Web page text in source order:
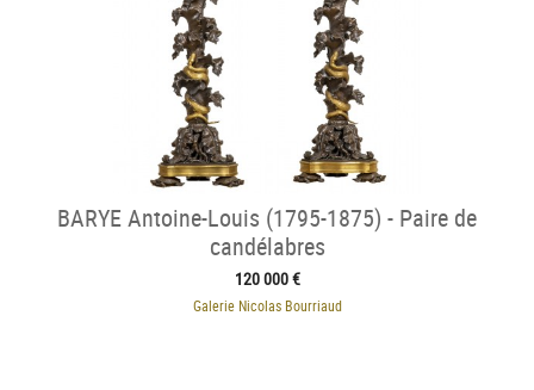
BARYE Antoine-Louis (1795-1875) - Paire de
candélabres
120 000 €
Galerie Nicolas Bourriaud